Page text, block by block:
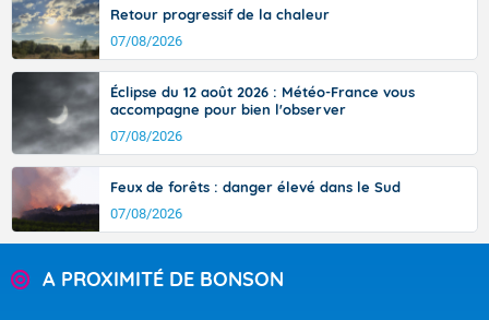
Retour progressif de la chaleur
07/08/2026
Éclipse du 12 août 2026 : Météo-France vous
accompagne pour bien l'observer
07/08/2026
Feux de forêts : danger élevé dans le Sud
07/08/2026
A PROXIMITÉ DE BONSON